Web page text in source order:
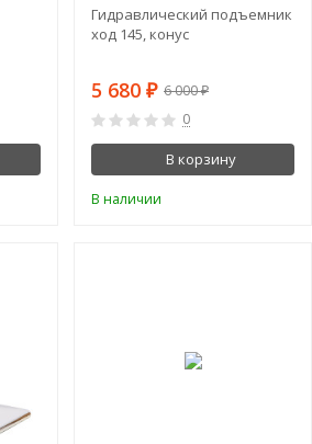
Гидравлический подъемник
ход 145, конус
5 680 ₽ 6 000₽
0
В корзину
В наличии